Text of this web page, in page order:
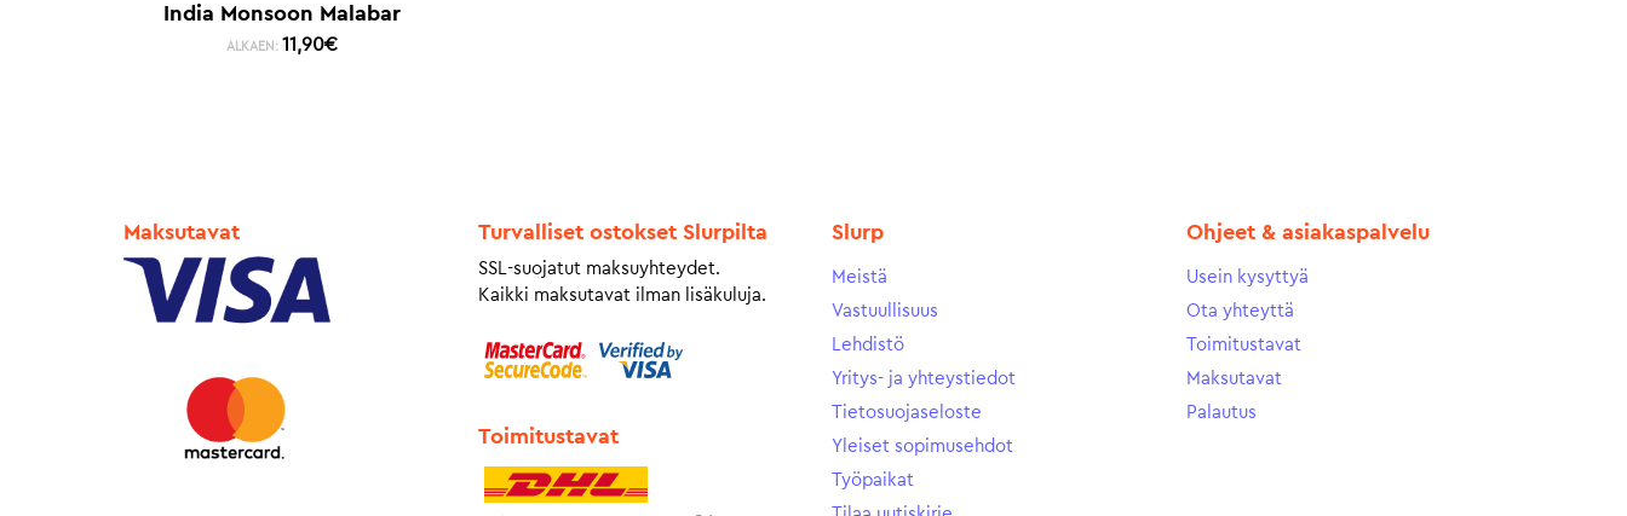
India Monsoon Malabar
ALKAEN: 11,90€
Maksutavat Turvalliset ostokset Slurpilta
SSL-suojatut maksuyhteydet.
Kaikki maksutavat ilman lisäkuluja.
Toimitustavat
Slurp
Meistä
Vastuullisuus
Lehdistö
Yritys- ja yhteystiedot
Tietosuojaseloste
Yleiset sopimusehdot
Työpaikat
Ohjeet & asiakaspalvelu
Usein kysyttyä
Ota yhteyttä
Toimitustavat
Maksutavat
Palautus